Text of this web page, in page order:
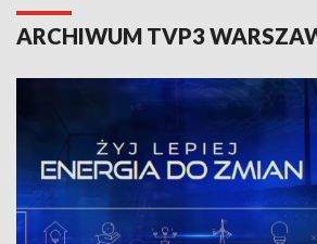
ARCHIWUM TVP3